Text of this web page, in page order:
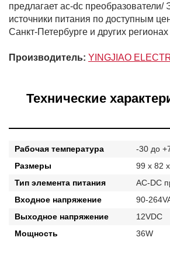
предлагает ac-dc преобразователи/
источники питания по доступным
Санкт-Петербурге и других
Производитель: YINGJIAO
Технические
Рабочая температура
-30 до
Размеры
99 x 82
Тип элемента питания
AC-DC
Входное напряжение
90-
Выходное напряжение
12VDC
Мощность
36W